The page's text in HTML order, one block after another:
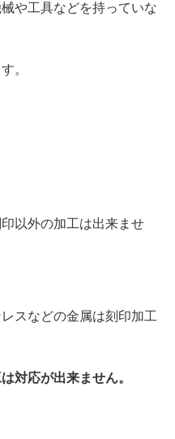
や工具などを持っていな
。
以外の加工は出来ませ
スなどの金属は刻印加工
対応が出来ません。